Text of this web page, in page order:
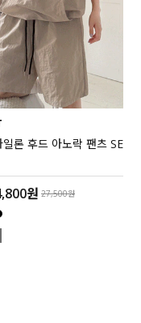
일론 후드 아노락 팬츠 SE
원 27,500원